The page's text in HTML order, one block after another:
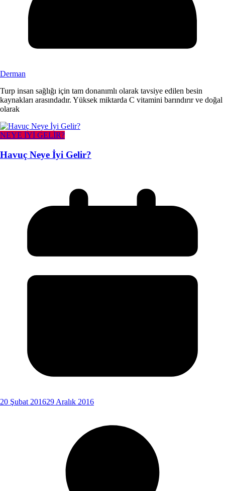
Derman
Turp insan sağlığı için tam donanımlı olarak tavsiye edilen besin
kaynakları arasındadır. Yüksek miktarda C vitamini barındırır ve doğal
olarak
NEYE İYİ GELİR?
Havuç Neye İyi Gelir?
20 Şubat 201629 Aralık 2016